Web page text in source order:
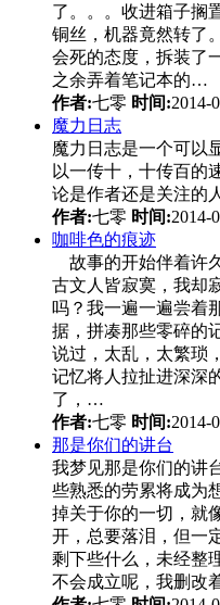
了。。。收进箱子搁
铜丝，机器竟然转了
会死的态度，拆装了
之余弄着笔记本的…
作者:七零 时间:2014-
魔力日志
魔力日志是一个可以
以一传十，十传百的
论是作者还是关注的
作者:七零 时间:2014-
咖啡色的痕迹
故事的开始伴着许
古文人皆寂寞，我却
吗？我一遍一遍尝着
据，拼凑那些零碎的
说过，太乱，太繁琐
记忆将人拉扯进深深
了，…
作者:七零 时间:2014-
那是你们的讲台
我梦见那是你们的讲
些熟悉的劳累将成为
掉关于你的一切，就
开，总要落泪，但一
剩下些什么，未经整
不会成立呢，我删改